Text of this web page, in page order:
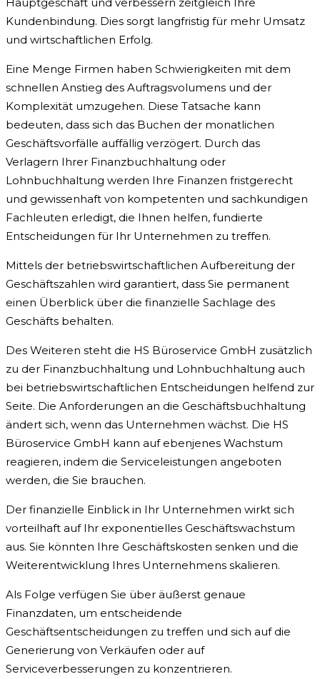
Kundenbindung. Dies sorgt langfristig für mehr Umsatz
und wirtschaftlichen Erfolg.
Eine Menge Firmen haben Schwierigkeiten mit dem
schnellen Anstieg des Auftragsvolumens und der
Komplexität umzugehen. Diese Tatsache kann
bedeuten, dass sich das Buchen der monatlichen
Geschäftsvorfälle auffällig verzögert. Durch das
Verlagern Ihrer Finanzbuchhaltung oder
Lohnbuchhaltung werden Ihre Finanzen fristgerecht
und gewissenhaft von kompetenten und sachkundigen
Fachleuten erledigt, die Ihnen helfen, fundierte
Entscheidungen für Ihr Unternehmen zu treffen.
Mittels der betriebswirtschaftlichen Aufbereitung der
Geschäftszahlen wird garantiert, dass Sie permanent
einen Überblick über die finanzielle Sachlage des
Geschäfts behalten.
Des Weiteren steht die HS Büroservice GmbH zusätzlich
zu der Finanzbuchhaltung und Lohnbuchhaltung auch
bei betriebswirtschaftlichen Entscheidungen helfend zur
Seite. Die Anforderungen an die Geschäftsbuchhaltung
ändert sich, wenn das Unternehmen wächst. Die HS
Büroservice GmbH kann auf ebenjenes Wachstum
reagieren, indem die Serviceleistungen angeboten
werden, die Sie brauchen.
Der finanzielle Einblick in Ihr Unternehmen wirkt sich
vorteilhaft auf Ihr exponentielles Geschäftswachstum
aus. Sie könnten Ihre Geschäftskosten senken und die
Weiterentwicklung Ihres Unternehmens skalieren.
Als Folge verfügen Sie über äußerst genaue
Finanzdaten, um entscheidende
Geschäftsentscheidungen zu treffen und sich auf die
Generierung von Verkäufen oder auf
Serviceverbesserungen zu konzentrieren.